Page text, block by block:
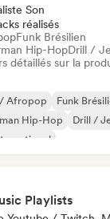
Son
réalisés
Funk Brésilien
Hip-HopDrill /
détaillés sur la
Afropop
Funk
Hip-Hop
Drill /
Playlists